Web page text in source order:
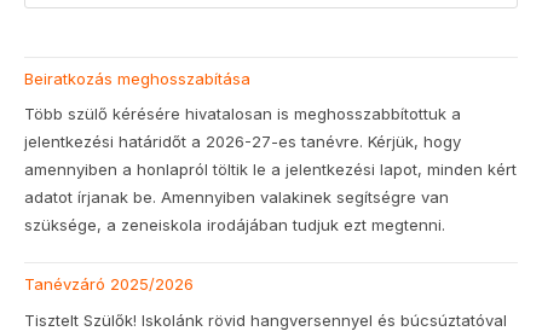
Beiratkozás meghosszabítása
Több szülő kérésére hivatalosan is meghosszabbítottuk a
jelentkezési határidőt a 2026-27-es tanévre. Kérjük, hogy
amennyiben a honlapról töltik le a jelentkezési lapot, minden kért
adatot írjanak be. Amennyiben valakinek segítségre van
szüksége, a zeneiskola irodájában tudjuk ezt megtenni.
Tanévzáró 2025/2026
Tisztelt Szülők! Iskolánk rövid hangversennyel és búcsúztatóval